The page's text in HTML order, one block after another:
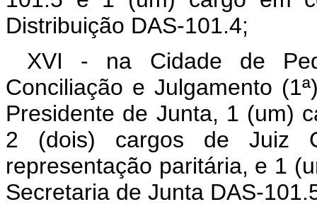
Distribuição DAS-101.4;
XVI - na Cidade de
Conciliação e Julgamento
Presidente de Junta, 1 (um)
2 (dois) cargos de Juiz
representação paritária, e 1
Secretaria de Junta DAS-